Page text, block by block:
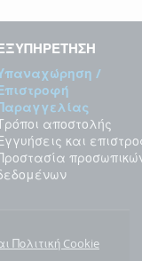
/
αποστολής
και
Πολιτική Cookie